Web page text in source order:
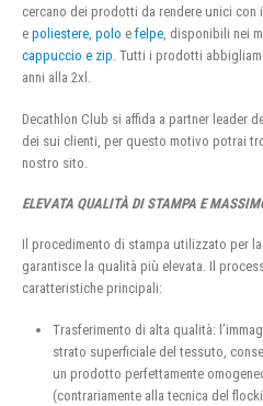
cercano dei prodotti da rendere unici
e poliestere, polo e felpe, disponibili nei
cappuccio e zip. Tutti i prodotti
anni alla 2xl.
Decathlon Club si affida a partner leader
dei sui clienti, per questo motivo potrai
nostro sito.
ELEVATA QUALITÀ DI STAMPA E
Il procedimento di stampa utilizzato per
garantisce la qualità più elevata. Il
caratteristiche principali:
Trasferimento di alta qualità:
strato superficiale del tessuto,
un prodotto perfettamente
(contrariamente alla tecnica del